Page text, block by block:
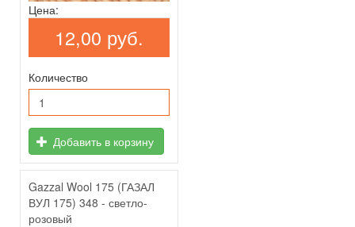
Цена:
12,00 руб.
Количество
Добавить в корзину
Gazzal Wool 175 (ГАЗАЛ
ВУЛ 175) 348 - светло-
розовый